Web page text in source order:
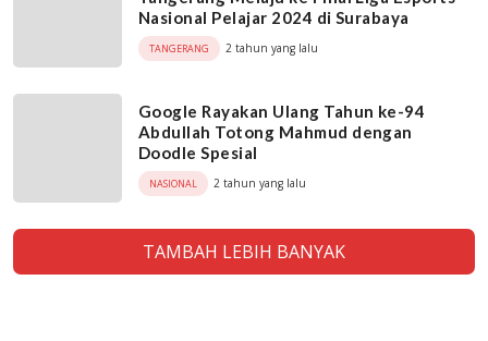
Nasional Pelajar 2024 di Surabaya
TANGERANG 2 tahun yang lalu
Google Rayakan Ulang Tahun ke-94
Abdullah Totong Mahmud dengan
Doodle Spesial
NASIONAL 2 tahun yang lalu
TAMBAH LEBIH BANYAK